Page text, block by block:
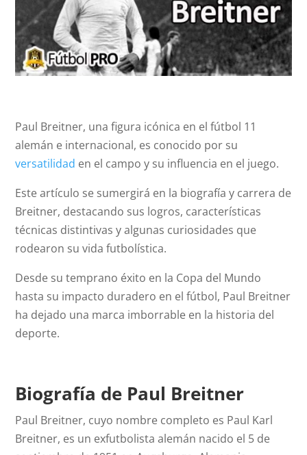
Paul Breitner, una figura icónica en el fútbol 11
alemán e internacional, es conocido por su
versatilidad en el campo y su influencia en el juego.
Este artículo se sumergirá en la biografía y carrera de
Breitner, destacando sus logros, características
técnicas distintivas y algunas curiosidades que
rodearon su vida futbolística.
Desde su temprano éxito en la Copa del Mundo
hasta su impacto duradero en el fútbol, Paul Breitner
ha dejado una marca imborrable en la historia del
deporte.
Biografía de Paul Breitner
Paul Breitner, cuyo nombre completo es Paul Karl
Breitner, es un exfutbolista alemán nacido el 5 de